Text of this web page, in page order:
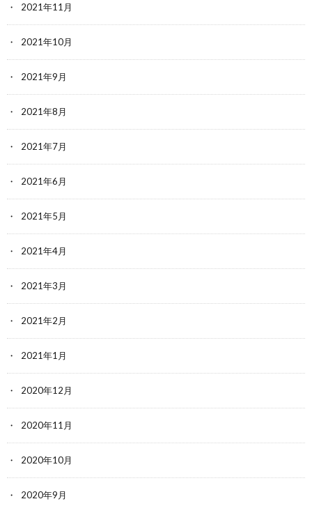
2021年11月
2021年10月
2021年9月
2021年8月
2021年7月
2021年6月
2021年5月
2021年4月
2021年3月
2021年2月
2021年1月
2020年12月
2020年11月
2020年10月
2020年9月